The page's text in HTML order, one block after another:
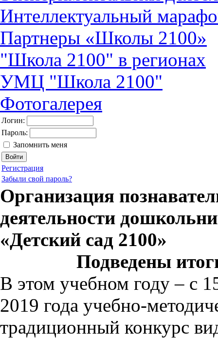
Интеллектуальный
Партнеры «Школы 2100»
"Школа 2100" в регионах
УМЦ "Школа 2100"
Фотогалерея
Логин:
Пароль:
Запомнить меня
Регистрация
Забыли свой пароль?
Организация
деятельности
«Детский сад 2100»
Подведены
В этом учебном году – с
2019 года учебно-
традиционный конкурс